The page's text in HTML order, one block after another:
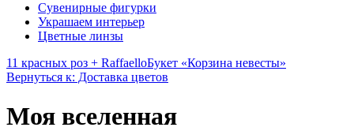
Сувенирные фигурки
Украшаем интерьер
Цветные линзы
11 красных роз + RaffaelloБукет «Корзина невесты»
Вернуться к: Доставка цветов
Моя вселенная